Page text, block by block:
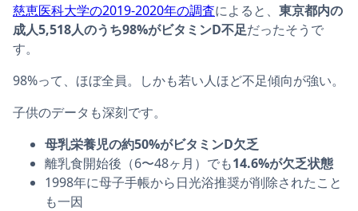
慈恵医科大学の2019-2020年の調査によると、 東京都内の
成人5,518人のうち98%がビタミンD不足だったそうで
す。
98%って、ほぼ全員。しかも若い人ほど不足傾向が強い。
子供のデータも深刻です。
母乳栄養児の約50%がビタミンD欠乏
離乳食開始後（6〜48ヶ月）でも14.6%が欠乏状態
1998年に母子手帳から日光浴推奨が削除されたこと
も一因